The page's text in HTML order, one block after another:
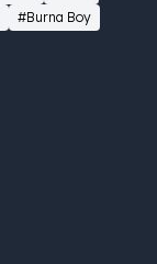
#Burna Boy